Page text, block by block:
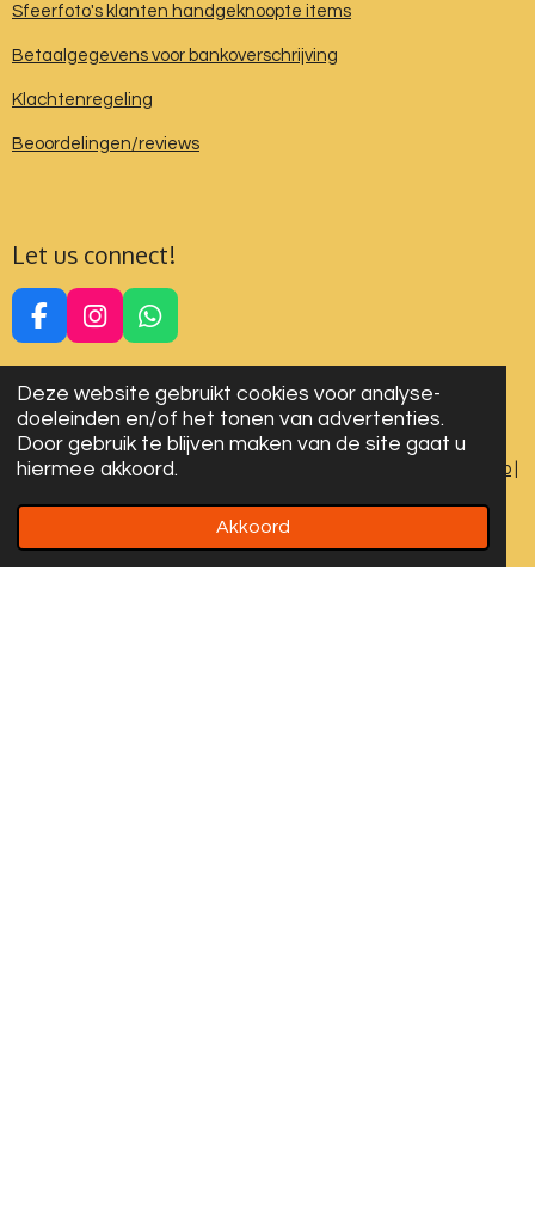
Deze website gebruikt cookies voor analyse-
doeleinden en/of het tonen van advertenties.
Door gebruik te blijven maken van de site gaat u
hiermee akkoord.
Akkoord
Sfeerfoto's klanten handgeknoopte items
Betaalgegevens voor bankoverschrijving
Klachtenregeling
Beoordelingen/reviews
Let us connect!
F
e
b
o
o
k
I
t
a
g
r
a
W
t
s
A
p
p
Algemene voorwaarden Sitemap